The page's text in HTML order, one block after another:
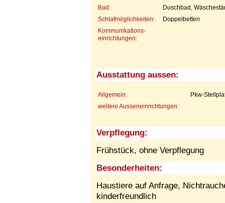
Bad:
Duschbad,
Schlafmöglichkeiten:
Doppelbetten
Kommunikations-
einrichtungen:
Ausstattung aussen:
Allgemein:
Pkw-
weitere Ausseneinrichtungen:
Verpflegung:
Frühstück, ohne Verpflegung
Besonderheiten:
Haustiere auf Anfrage,
kinderfreundlich